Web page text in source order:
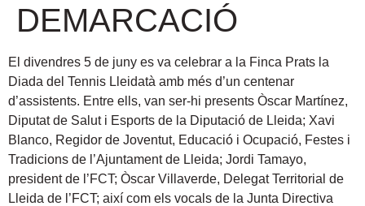
DEMARCACIÓ
El divendres 5 de juny es va celebrar a la Finca Prats la
Diada del Tennis Lleidatà amb més d’un centenar
d’assistents. Entre ells, van ser-hi presents Òscar Martínez,
Diputat de Salut i Esports de la Diputació de Lleida; Xavi
Blanco, Regidor de Joventut, Educació i Ocupació, Festes i
Tradicions de l’Ajuntament de Lleida; Jordi Tamayo,
president de l’FCT; Òscar Villaverde, Delegat Territorial de
Lleida de l’FCT; així com els vocals de la Junta Directiva